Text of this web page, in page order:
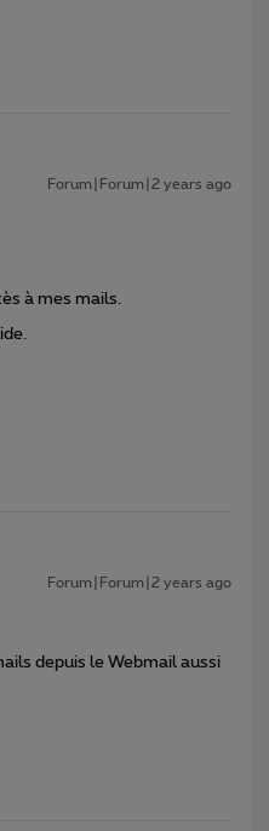
Forum|Forum|2 years ago
à mes mails.
Forum|Forum|2 years ago
depuis le Webmail aussi